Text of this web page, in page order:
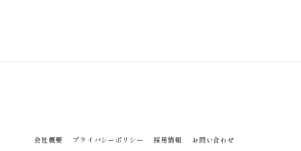
会社概要 プライバシーポリシー 採用情報 お問い合わせ